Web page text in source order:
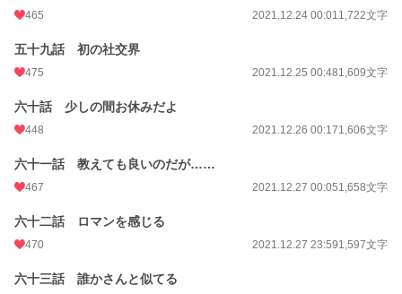
465 2021.12.24 00:011,722文字
五十九話 初の社交界
475 2021.12.25 00:481,609文字
六十話 少しの間お休みだよ
448 2021.12.26 00:171,606文字
六十一話 教えても良いのだが……
467 2021.12.27 00:051,658文字
六十二話 ロマンを感じる
470 2021.12.27 23:591,597文字
六十三話 誰かさんと似てる